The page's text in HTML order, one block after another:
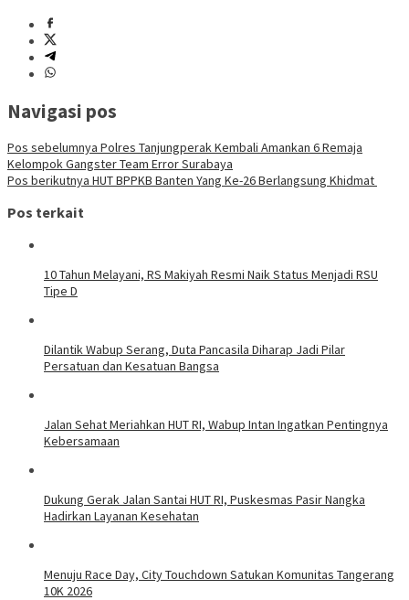
Navigasi pos
Pos sebelumnya Polres Tanjungperak Kembali Amankan 6 Remaja
Kelompok Gangster Team Error Surabaya
Pos berikutnya HUT BPPKB Banten Yang Ke-26 Berlangsung Khidmat
Pos terkait
10 Tahun Melayani, RS Makiyah Resmi Naik Status Menjadi RSU
Tipe D
Dilantik Wabup Serang, Duta Pancasila Diharap Jadi Pilar
Persatuan dan Kesatuan Bangsa
Jalan Sehat Meriahkan HUT RI, Wabup Intan Ingatkan Pentingnya
Kebersamaan
Dukung Gerak Jalan Santai HUT RI, Puskesmas Pasir Nangka
Hadirkan Layanan Kesehatan
Menuju Race Day, City Touchdown Satukan Komunitas Tangerang
10K 2026